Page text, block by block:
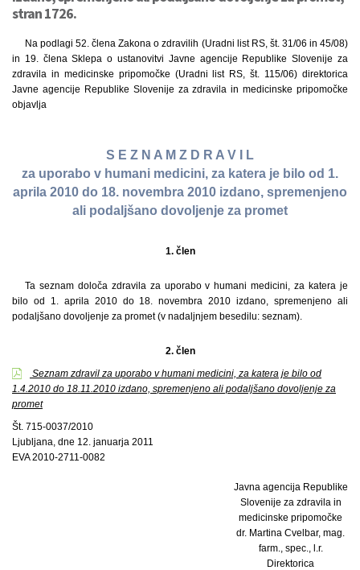
stran 1726.
Na podlagi 52. člena Zakona o zdravilih (Uradni list RS, št. 31/06 in 45/08)
in 19. člena Sklepa o ustanovitvi Javne agencije Republike Slovenije za
zdravila in medicinske pripomočke (Uradni list RS, št. 115/06) direktorica
Javne agencije Republike Slovenije za zdravila in medicinske pripomočke
objavlja
S E Z N A M Z D R A V I L
za uporabo v humani medicini, za katera je bilo od 1.
aprila 2010 do 18. novembra 2010 izdano, spremenjeno
ali podaljšano dovoljenje za promet
1. člen
Ta seznam določa zdravila za uporabo v humani medicini, za katera je
bilo od 1. aprila 2010 do 18. novembra 2010 izdano, spremenjeno ali
podaljšano dovoljenje za promet (v nadaljnjem besedilu: seznam).
2. člen
Seznam zdravil za uporabo v humani medicini, za katera je bilo od
1.4.2010 do 18.11.2010 izdano, spremenjeno ali podaljšano dovoljenje za
promet
Št. 715-0037/2010
Ljubljana, dne 12. januarja 2011
EVA 2010-2711-0082
Javna agencija Republike
Slovenije za zdravila in
medicinske pripomočke
dr. Martina Cvelbar, mag.
farm., spec., l.r.
Direktorica